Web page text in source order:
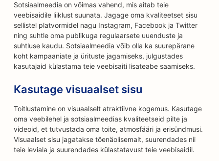
Sotsiaalmeedia on võimas vahend, mis aitab teie
veebisaidile liiklust suunata. Jagage oma kvaliteetset sisu
sellistel platvormidel nagu Instagram, Facebook ja Twitter
ning suhtle oma publikuga regulaarsete uuenduste ja
suhtluse kaudu. Sotsiaalmeedia võib olla ka suurepärane
koht kampaaniate ja ürituste jagamiseks, julgustades
kasutajaid külastama teie veebisaiti lisateabe saamiseks.
Kasutage visuaalset sisu
Toitlustamine on visuaalselt atraktiivne kogemus. Kasutage
oma veebilehel ja sotsiaalmeedias kvaliteetseid pilte ja
videoid, et tutvustada oma toite, atmosfääri ja erisündmusi.
Visuaalset sisu jagatakse tõenäolisemalt, suurendades nii
teie leviala ja suurendades külastatavust teie veebisaidil.